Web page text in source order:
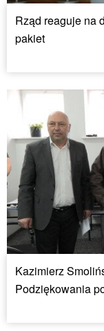
Rząd reaguje na
pakiet
Kazimierz
Podziękowania